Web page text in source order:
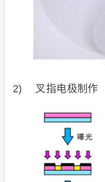
2) 叉指电极制作